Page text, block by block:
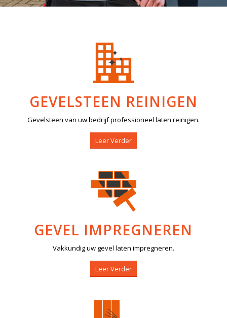
GEVELSTEEN REINIGEN
Gevelsteen van uw bedrijf professioneel laten reinigen.
Leer Verder
GEVEL IMPREGNEREN
Vakkundig uw gevel laten impregneren.
Leer Verder